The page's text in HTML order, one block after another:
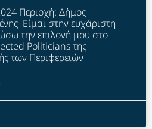
Περιοχή: Δήμος
Είμαι στην ευχάριστη
την επιλογή μου στο
Politicians της
των Περιφερειών